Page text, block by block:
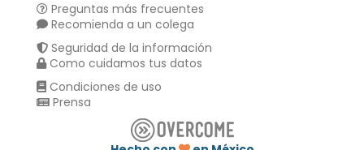
Preguntas más frecuentes
Recomienda a un colega
Seguridad de la información
Como cuidamos tus datos
Condiciones de uso
Prensa